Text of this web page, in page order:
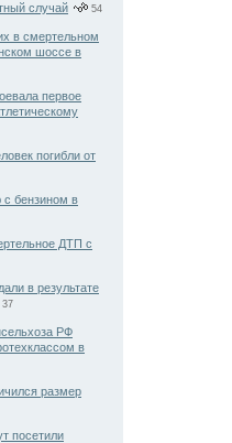
случай
54
в смертельном
шоссе в
первое
погибли от
с бензином в
ДТП с
в результате
37
РФ
в
размер
посетили